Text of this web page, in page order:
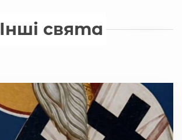
Інші свята